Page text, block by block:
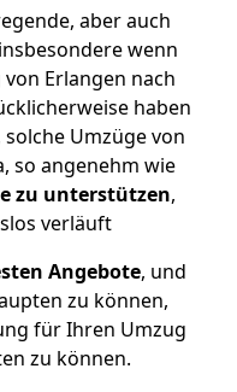
aber auch
wenn
Erlangen nach
haben
Umzüge von
so angenehm wie
zu unterstützen,
verläuft
Angebote, und
zu können,
für Ihren Umzug
zu können.